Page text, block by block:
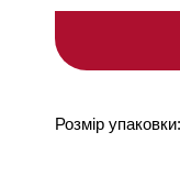
Розмір